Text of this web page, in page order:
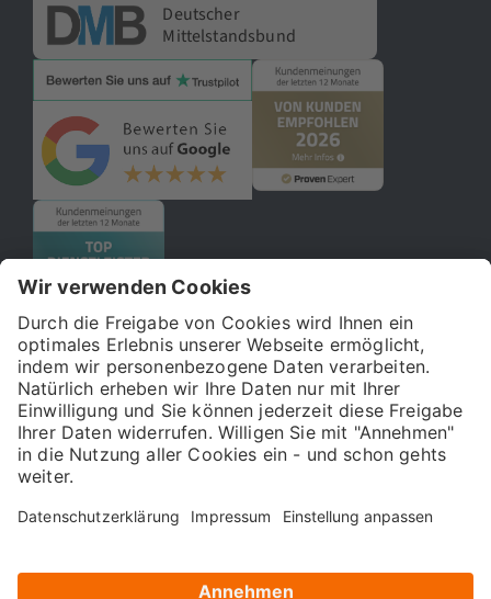
Deutscher
Mittelstandsbund
© 2026 121WATT GmbH
Über uns
Allgemeine Geschäftsbedingungen